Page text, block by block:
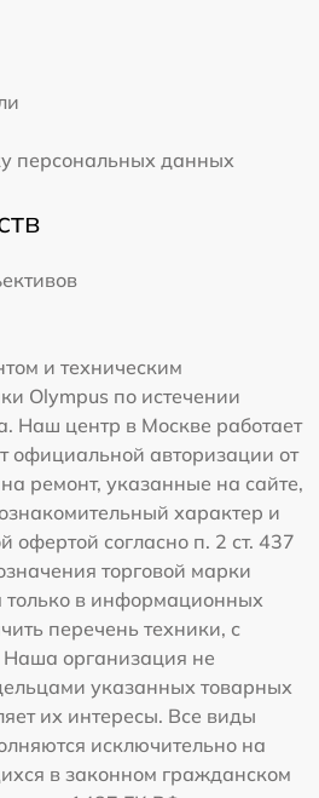
персональных данных
и техническим
Olympus по истечении
Наш центр в Москве работает
официальной авторизации от
ремонт, указанные на сайте,
характер и
офертой согласно п. 2 ст. 437
торговой марки
только в информационных
перечень техники, с
организация не
указанных товарных
их интересы. Все виды
исключительно на
в законном гражданском